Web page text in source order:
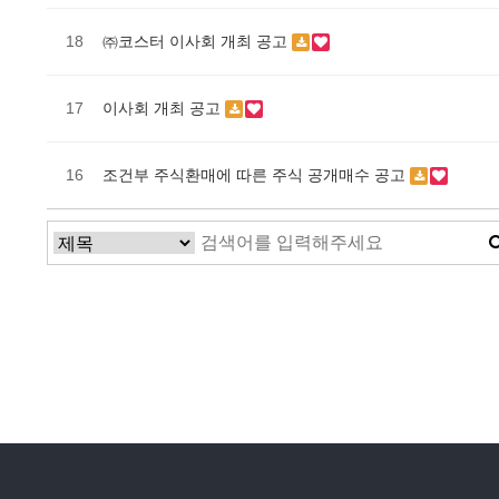
18 ㈜코스터 이사회 개최 공고
17 이사회 개최 공고
16 조건부 주식환매에 따른 주식 공개매수 공고